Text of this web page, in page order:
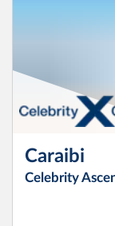
Caraibi
Celebrity